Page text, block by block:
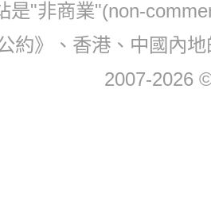
是"非商業"(non-
約》、香港、中國內
2007-2026